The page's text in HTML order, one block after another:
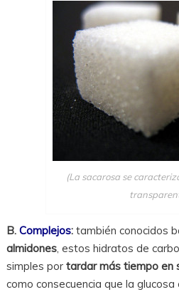
(La sacarosa se
B. Complejos: también conocidos
almidones, estos hidratos de
simples por tardar más tiempo en
como consecuencia que la